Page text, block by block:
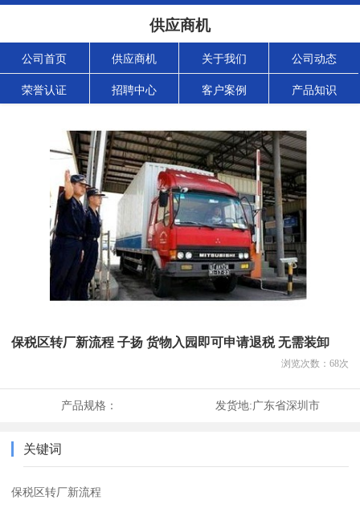
供应商机
公司首页 供应商机 关于我们 公司动态
荣誉认证 招聘中心 客户案例 产品知识
保税区转厂新流程 子扬 货物入园即可申请退税 无需装卸
浏览次数： 68次
产品规格： 发货地:广东省深圳市
关键词
保税区转厂新流程